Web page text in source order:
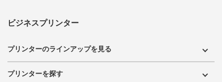
ビジネスプリンター
プリンターのラインアップを見る
プリンターを探す